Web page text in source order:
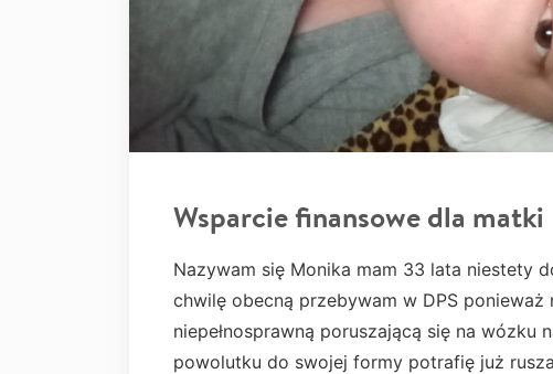
Wsparcie finansowe dla matki
Nazywam się Monika mam 33 lata niestety
chwilę obecną przebywam w DPS
niepełnosprawną poruszającą się na
powolutku do swojej formy potrafię już